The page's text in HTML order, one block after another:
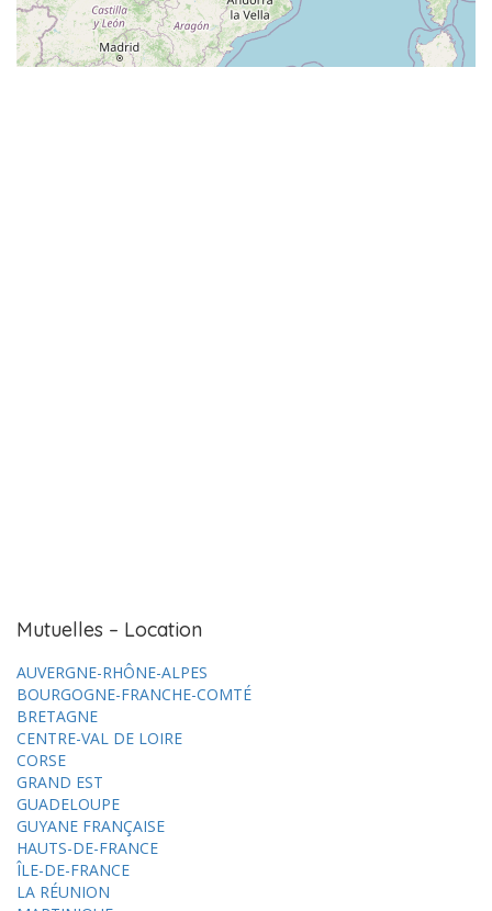
Mutuelles – Location
AUVERGNE-RHÔNE-ALPES
BOURGOGNE-FRANCHE-COMTÉ
BRETAGNE
CENTRE-VAL DE LOIRE
CORSE
GRAND EST
GUADELOUPE
GUYANE FRANÇAISE
HAUTS-DE-FRANCE
ÎLE-DE-FRANCE
LA RÉUNION